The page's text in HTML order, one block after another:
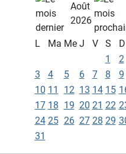
Août
2026
L Ma Me J V S
D
1
2
3
4 5 6 7 8
9
10 11 12 13 14 15
17 18 19 20 21 22
24 25 26 27 28 29
31